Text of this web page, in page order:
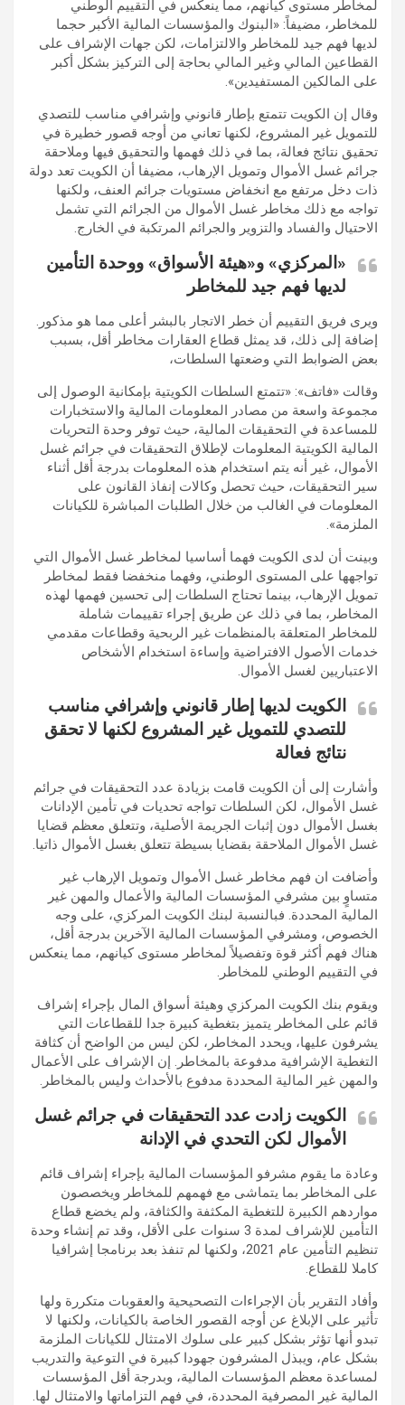
لمخاطر مستوى كيانهم، مما ينعكس في التقييم الوطني
للمخاطر، مضيفاً: «البنوك والمؤسسات المالية الأكبر حجما
لديها فهم جيد للمخاطر والالتزامات، لكن جهات الإشراف على
القطاعين المالي وغير المالي بحاجة إلى التركيز بشكل أكبر
على المالكين المستفيدين».
وقال إن الكويت تتمتع بإطار قانوني وإشرافي مناسب للتصدي
للتمويل غير المشروع، لكنها تعاني من أوجه قصور خطيرة في
تحقيق نتائج فعالة، بما في ذلك فهمها والتحقيق فيها وملاحقة
جرائم غسل الأموال وتمويل الإرهاب، مضيفا أن الكويت تعد دولة
ذات دخل مرتفع مع انخفاض مستويات جرائم العنف، ولكنها
تواجه مع ذلك مخاطر غسل الأموال من الجرائم التي تشمل
الاحتيال والفساد والتزوير والجرائم المرتكبة في الخارج.
«المركزي» و«هيئة الأسواق» ووحدة التأمين
لديها فهم جيد للمخاطر
ويرى فريق التقييم أن خطر الاتجار بالبشر أعلى مما هو مذكور.
إضافة إلى ذلك، قد يمثل قطاع العقارات مخاطر أقل، بسبب
بعض الضوابط التي وضعتها السلطات،
وقالت «فاتف»: «تتمتع السلطات الكويتية بإمكانية الوصول إلى
مجموعة واسعة من مصادر المعلومات المالية والاستخبارات
للمساعدة في التحقيقات المالية، حيث توفر وحدة التحريات
المالية الكويتية المعلومات لإطلاق التحقيقات في جرائم غسل
الأموال، غير أنه يتم استخدام هذه المعلومات بدرجة أقل أثناء
سير التحقيقات، حيث تحصل وكالات إنفاذ القانون على
المعلومات في الغالب من خلال الطلبات المباشرة للكيانات
الملزمة».
وبينت أن لدى الكويت فهما أساسيا لمخاطر غسل الأموال التي
تواجهها على المستوى الوطني، وفهما منخفضا فقط لمخاطر
تمويل الإرهاب، بينما تحتاج السلطات إلى تحسين فهمها لهذه
المخاطر، بما في ذلك عن طريق إجراء تقييمات شاملة
للمخاطر المتعلقة بالمنظمات غير الربحية وقطاعات مقدمي
خدمات الأصول الافتراضية وإساءة استخدام الأشخاص
الاعتباريين لغسل الأموال.
الكويت لديها إطار قانوني وإشرافي مناسب
للتصدي للتمويل غير المشروع لكنها لا تحقق
نتائج فعالة
وأشارت إلى أن الكويت قامت بزيادة عدد التحقيقات في جرائم
غسل الأموال، لكن السلطات تواجه تحديات في تأمين الإدانات
بغسل الأموال دون إثبات الجريمة الأصلية، وتتعلق معظم قضايا
غسل الأموال الملاحقة بقضايا بسيطة تتعلق بغسل الأموال ذاتيا.
وأضافت ان فهم مخاطر غسل الأموال وتمويل الإرهاب غير
متساوٍ بين مشرفي المؤسسات المالية والأعمال والمهن غير
المالية المحددة. فبالنسبة لبنك الكويت المركزي، على وجه
الخصوص، ومشرفي المؤسسات المالية الآخرين بدرجة أقل،
هناك فهم أكثر قوة وتفصيلاً لمخاطر مستوى كيانهم، مما ينعكس
في التقييم الوطني للمخاطر.
ويقوم بنك الكويت المركزي وهيئة أسواق المال بإجراء إشراف
قائم على المخاطر يتميز بتغطية كبيرة جدا للقطاعات التي
يشرفون عليها، ويحدد المخاطر، لكن ليس من الواضح أن كثافة
التغطية الإشرافية مدفوعة بالمخاطر. إن الإشراف على الأعمال
والمهن غير المالية المحددة مدفوع بالأحداث وليس بالمخاطر.
الكويت زادت عدد التحقيقات في جرائم غسل
الأموال لكن التحدي في الإدانة
وعادة ما يقوم مشرفو المؤسسات المالية بإجراء إشراف قائم
على المخاطر بما يتماشى مع فهمهم للمخاطر ويخصصون
مواردهم الكبيرة للتغطية المكثفة والكثافة، ولم يخضع قطاع
التأمين للإشراف لمدة 3 سنوات على الأقل، وقد تم إنشاء وحدة
تنظيم التأمين عام 2021، ولكنها لم تنفذ بعد برنامجا إشرافيا
كاملا للقطاع.
وأفاد التقرير بأن الإجراءات التصحيحية والعقوبات متكررة ولها
تأثير على الإبلاغ عن أوجه القصور الخاصة بالكيانات، ولكنها لا
تبدو أنها تؤثر بشكل كبير على سلوك الامتثال للكيانات الملزمة
بشكل عام، ويبذل المشرفون جهودا كبيرة في التوعية والتدريب
لمساعدة معظم المؤسسات المالية، وبدرجة أقل المؤسسات
المالية غير المصرفية المحددة، في فهم التزاماتها والامتثال لها.